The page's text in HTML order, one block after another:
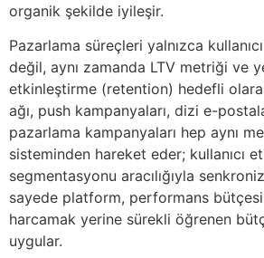
organik şekilde iyileşir.
Pazarlama süreçleri yalnızca
değil, aynı zamanda LTV metriği ve
etkinleştirme (retention) hedefli
ağı, push kampanyaları, dizi e-
pazarlama kampanyaları hep aynı
sisteminden hareket eder; kullanıcı
segmentasyonu aracılığıyla
sayede platform, performans
harcamak yerine sürekli öğrenen
uygular.